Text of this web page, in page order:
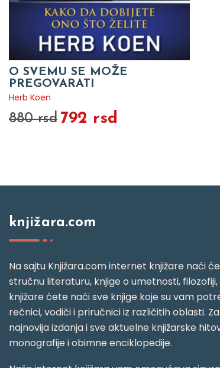
O SVEMU SE MOŽE
PREGOVARATI
Herb Koen
880 rsd 792 rsd
knjižara.com
Na sajtu Knjižara.com internet knjižare naći
stručnu literaturu, knjige o umetnosti,
knjižare ćete naći sve knjige koje su vam
rečnici, vodiči i priručnici iz različitih oblasti.
najnovija izdanja i sve aktuelne knjižarske
monografije i obimne enciklopedije.